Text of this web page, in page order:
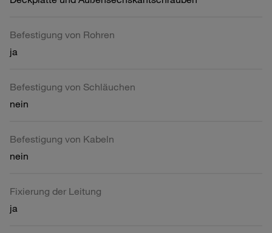
Befestigung von Rohren
ja
Befestigung von Schläuchen
nein
Befestigung von Kabeln
nein
Fixierung der Leitung
ja